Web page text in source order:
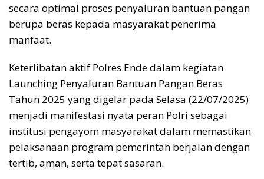
secara optimal proses penyaluran bantuan pangan
berupa beras kepada masyarakat penerima
manfaat.
Keterlibatan aktif Polres Ende dalam kegiatan
Launching Penyaluran Bantuan Pangan Beras
Tahun 2025 yang digelar pada Selasa (22/07/2025)
menjadi manifestasi nyata peran Polri sebagai
institusi pengayom masyarakat dalam memastikan
pelaksanaan program pemerintah berjalan dengan
tertib, aman, serta tepat sasaran.